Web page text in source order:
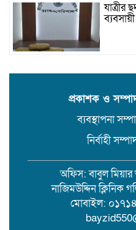
যাত্রীর
সেবীর
বরিশাল
সেমিনার
প্রকাশক ও
ব্যবস্থাপনা
নির্বাহী
অফিস: বাবুল
নাজিমউদ্দিন ক্লিনিক
মোবাইল: